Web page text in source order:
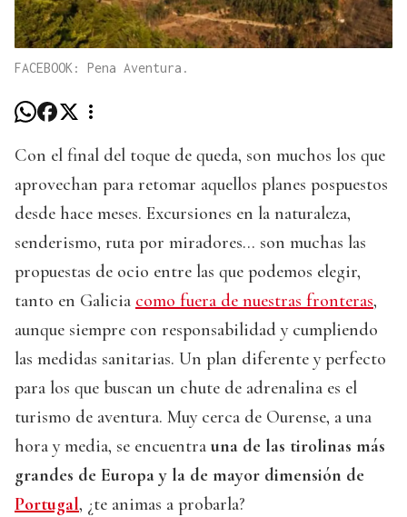
FACEBOOK: Pena Aventura.
Con el final del toque de queda, son muchos los que
aprovechan para retomar aquellos planes pospuestos
desde hace meses. Excursiones en la naturaleza,
senderismo, ruta por miradores... son muchas las
propuestas de ocio entre las que podemos elegir,
tanto en Galicia como fuera de nuestras fronteras,
aunque siempre con responsabilidad y cumpliendo
las medidas sanitarias. Un plan diferente y perfecto
para los que buscan un chute de adrenalina es el
turismo de aventura. Muy cerca de Ourense, a una
hora y media, se encuentra una de las tirolinas más
grandes de Europa y la de mayor dimensión de
Portugal, ¿te animas a probarla?